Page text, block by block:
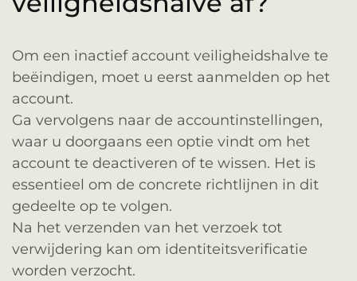
Om een inactief account veiligheidshalve te
beëindigen, moet u eerst aanmelden op het
account.
Ga vervolgens naar de accountinstellingen,
waar u doorgaans een optie vindt om het
account te deactiveren of te wissen. Het is
essentieel om de concrete richtlijnen in dit
gedeelte op te volgen.
Na het verzenden van het verzoek tot
verwijdering kan om identiteitsverificatie
worden verzocht.